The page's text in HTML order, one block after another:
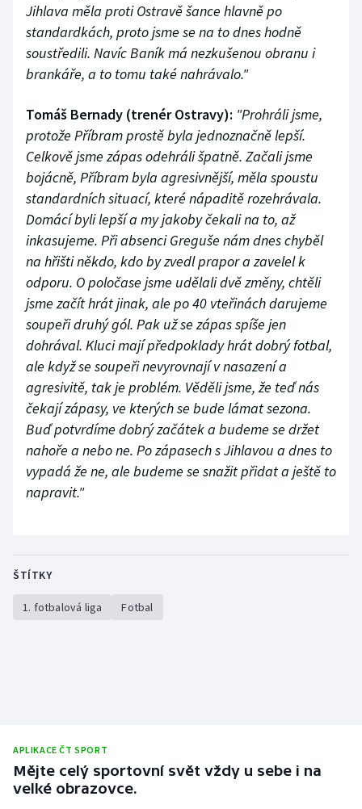
Jihlava měla proti Ostravě šance hlavně po
standardkách, proto jsme se na to dnes hodně
soustředili. Navíc Baník má nezkušenou obranu i
brankáře, a to tomu také nahrávalo."
Tomáš Bernady (trenér Ostravy): "Prohráli jsme,
protože Příbram prostě byla jednoznačně lepší.
Celkově jsme zápas odehráli špatně. Začali jsme
bojácně, Příbram byla agresivnější, měla spoustu
standardních situací, které nápaditě rozehrávala.
Domácí byli lepší a my jakoby čekali na to, až
inkasujeme. Při absenci Greguše nám dnes chyběl
na hřišti někdo, kdo by zvedl prapor a zavelel k
odporu. O poločase jsme udělali dvě změny, chtěli
jsme začít hrát jinak, ale po 40 vteřinách darujeme
soupeři druhý gól. Pak už se zápas spíše jen
dohrával. Kluci mají předpoklady hrát dobrý fotbal,
ale když se soupeři nevyrovnají v nasazení a
agresivitě, tak je problém. Věděli jsme, že teď nás
čekají zápasy, ve kterých se bude lámat sezona.
Buď potvrdíme dobrý začátek a budeme se držet
nahoře a nebo ne. Po zápasech s Jihlavou a dnes to
vypadá že ne, ale budeme se snažit přidat a ještě to
napravit."
ŠTÍTKY
1. fotbalová liga Fotbal
APLIKACE ČT SPORT
Mějte celý sportovní svět vždy u sebe i na
velké obrazovce.